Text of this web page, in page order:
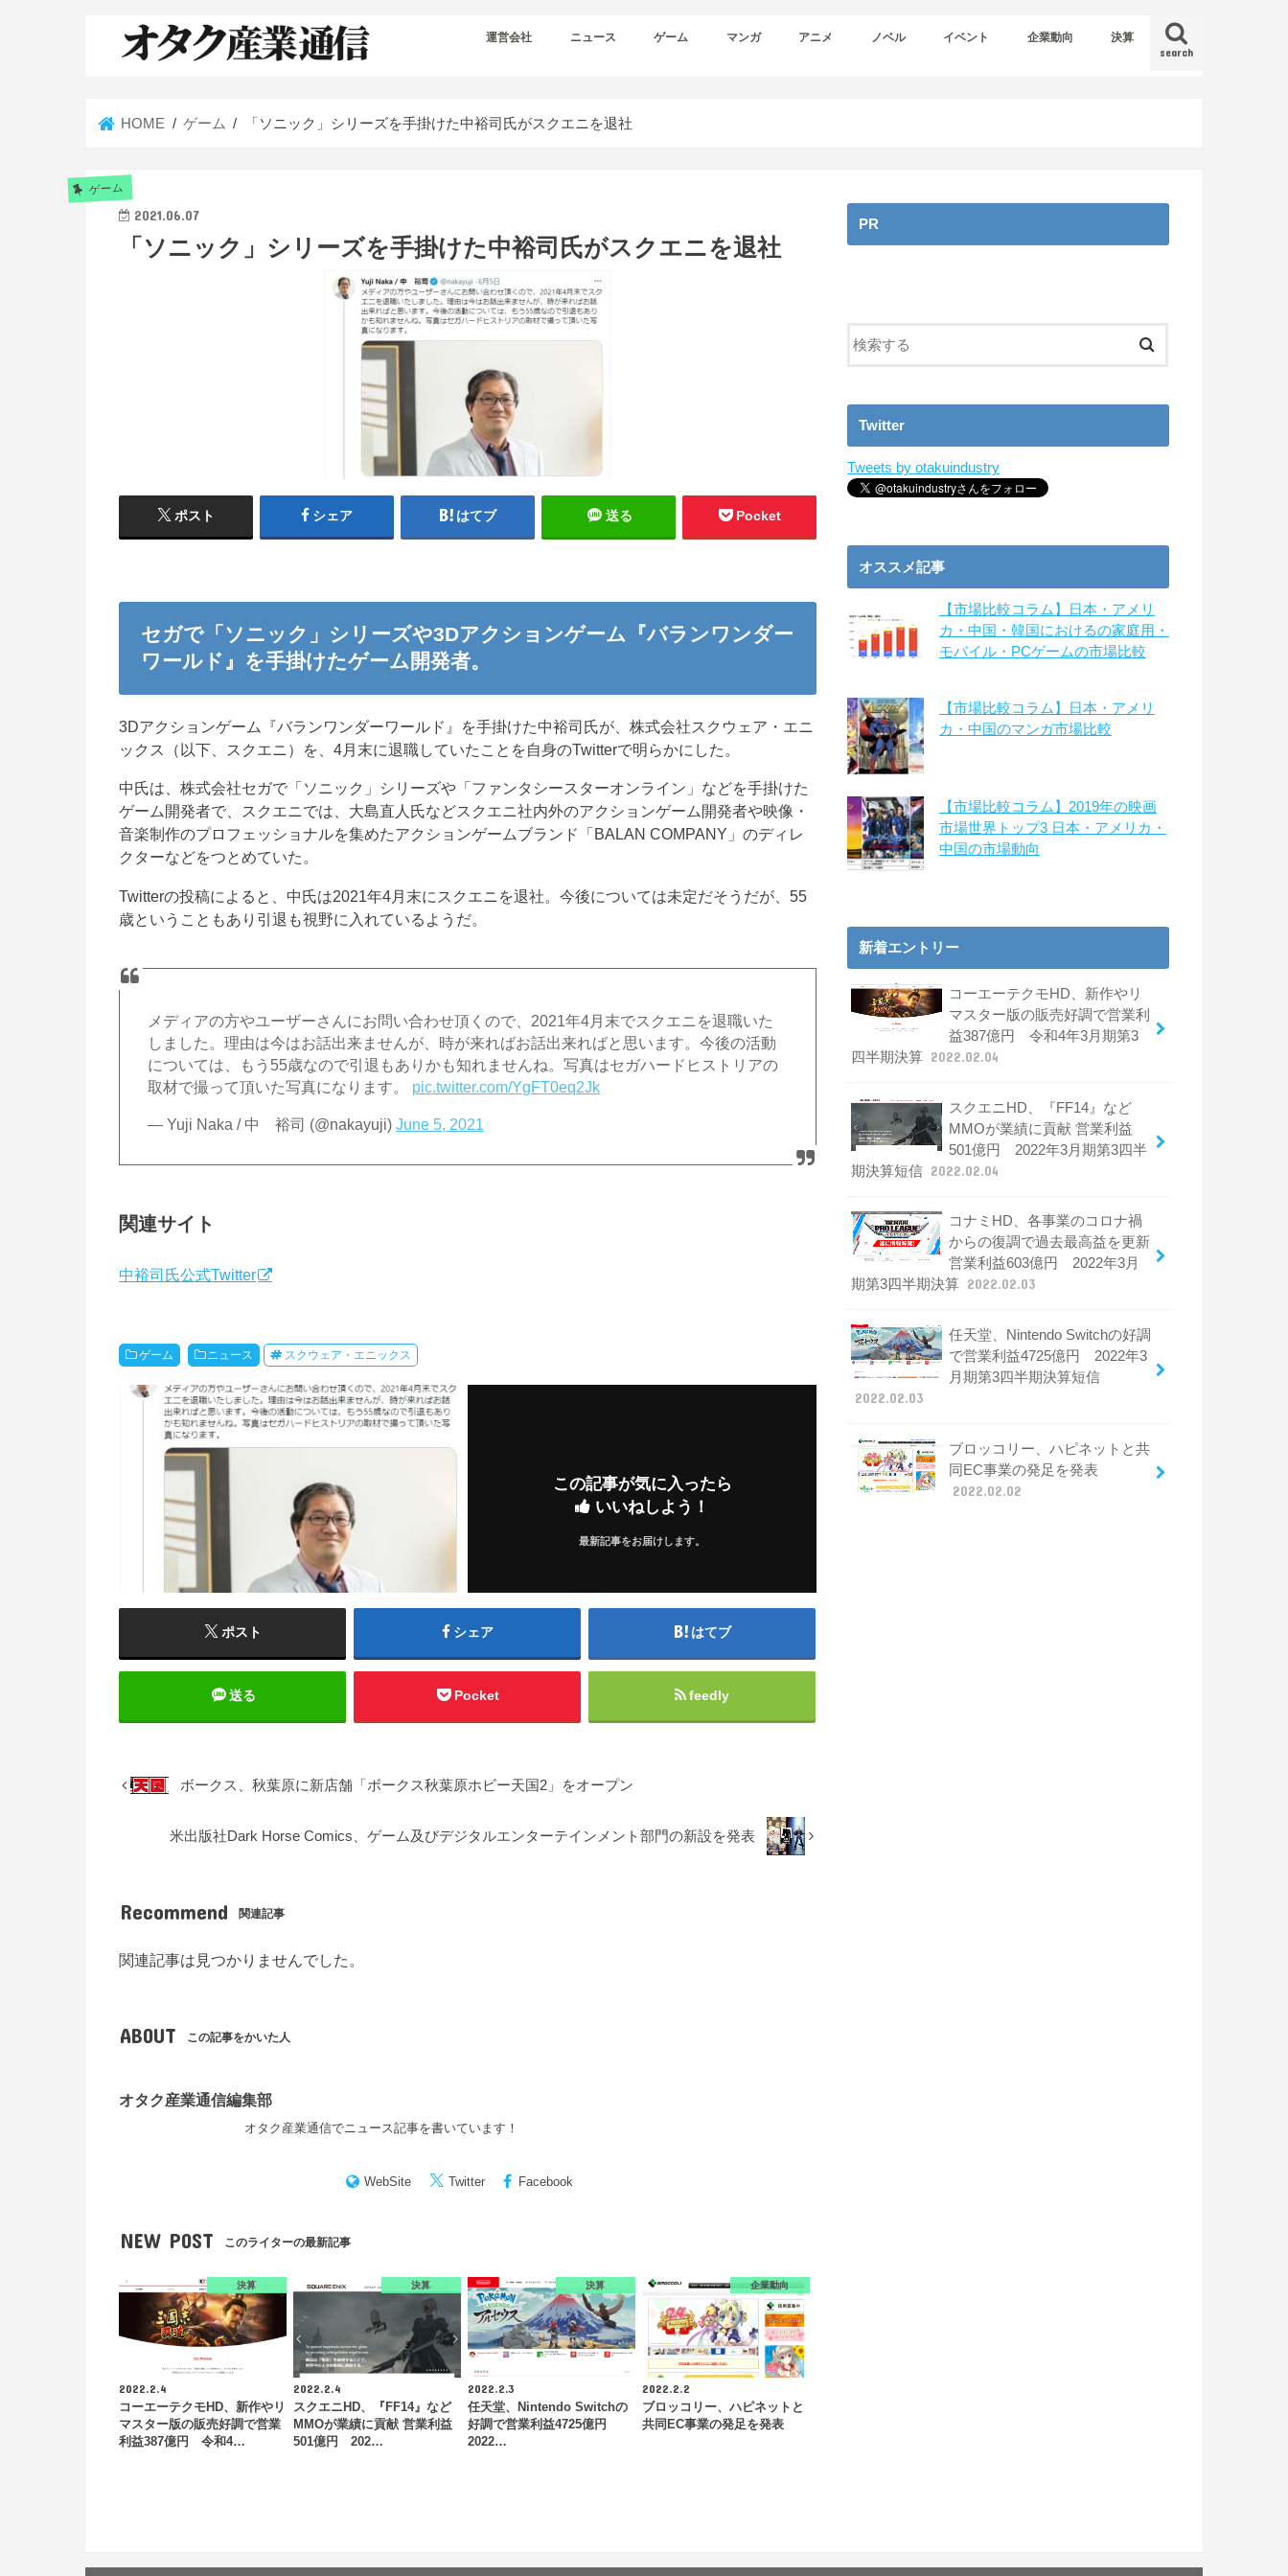
search
運営会社 ニュース ゲーム マンガ アニメ ノベル イベント 企業動向 決算
HOME ゲーム 「ソニック」シリーズを手掛けた中裕司氏がスクエニを退社
ゲーム
2021.06.07
「ソニック」シリーズを手掛けた中裕司氏がスクエニを退社
ポスト シェア はてブ 送る Pocket
セガで「ソニック」シリーズや3Dアクションゲーム『バランワンダー
ワールド』を手掛けたゲーム開発者。
3Dアクションゲーム『バランワンダーワールド』を手掛けた中裕司氏が、株式会社スクウェア・エニ
ックス（以下、スクエニ）を、4月末に退職していたことを自身のTwitterで明らかにした。
中氏は、株式会社セガで「ソニック」シリーズや「ファンタシースターオンライン」などを手掛けた
ゲーム開発者で、スクエニでは、大島直人氏などスクエニ社内外のアクションゲーム開発者や映像・
音楽制作のプロフェッショナルを集めたアクションゲームブランド「BALAN COMPANY」のディレ
クターなどをつとめていた。
Twitterの投稿によると、中氏は2021年4月末にスクエニを退社。今後については未定だそうだが、55
歳ということもあり引退も視野に入れているようだ。
メディアの方やユーザーさんにお問い合わせ頂くので、2021年4月末でスクエニを退職いた
しました。理由は今はお話出来ませんが、時が来ればお話出来ればと思います。今後の活動
については、もう55歳なので引退もありかも知れませんね。写真はセガハードヒストリアの
取材で撮って頂いた写真になります。 pic.twitter.com/YgFT0eq2Jk
— Yuji Naka / 中 裕司 (@nakayuji)June 5, 2021
関連サイト
中裕司氏公式Twitter
ゲーム ニュース スクウェア・エニックス
この記事が気に入ったら
いいねしよう！
最新記事をお届けします。
ポスト シェア はてブ
送る Pocket feedly
ボークス、秋葉原に新店舗「ボークス秋葉原ホビー天国2」をオープン
米出版社Dark Horse Comics、ゲーム及びデジタルエンターテインメント部門の新設を発表
Recommend 関連記事
関連記事は見つかりませんでした。
ABOUT この記事をかいた人
オタク産業通信編集部
オタク産業通信でニュース記事を書いています！
WebSite Twitter Facebook
NEW POST このライターの最新記事
決算
2022.2.4
コーエーテクモHD、新作やリ
マスター版の販売好調で営業
利益387億円 令和4…
決算
2022.2.4
スクエニHD、『FF14』など
MMOが業績に貢献 営業利益
501億円 202…
決算
2022.2.3
任天堂、Nintendo Switchの
好調で営業利益4725億円
2022…
企業動向
2022.2.2
ブロッコリー、ハピネットと
共同EC事業の発足を発表
PR
Twitter
Tweets by otakuindustry
オススメ記事
【市場比較コラム】日本・アメリ
カ・中国・韓国におけるの家庭用・
モバイル・PCゲームの市場比較
【市場比較コラム】日本・アメリ
カ・中国のマンガ市場比較
【市場比較コラム】2019年の映画
市場世界トップ3 日本・アメリカ・
中国の市場動向
新着エントリー
コーエーテクモHD、新作やリ
マスター版の販売好調で営業利
益387億円 令和4年3月期第3
四半期決算 2022.02.04
スクエニHD、『FF14』など
MMOが業績に貢献 営業利益
501億円 2022年3月期第3四半
期決算短信 2022.02.04
コナミHD、各事業のコロナ禍
からの復調で過去最高益を更新
営業利益603億円 2022年3月
期第3四半期決算 2022.02.03
任天堂、Nintendo Switchの好調
で営業利益4725億円 2022年3
月期第3四半期決算短信
2022.02.03
ブロッコリー、ハピネットと共
同EC事業の発足を発表
2022.02.02